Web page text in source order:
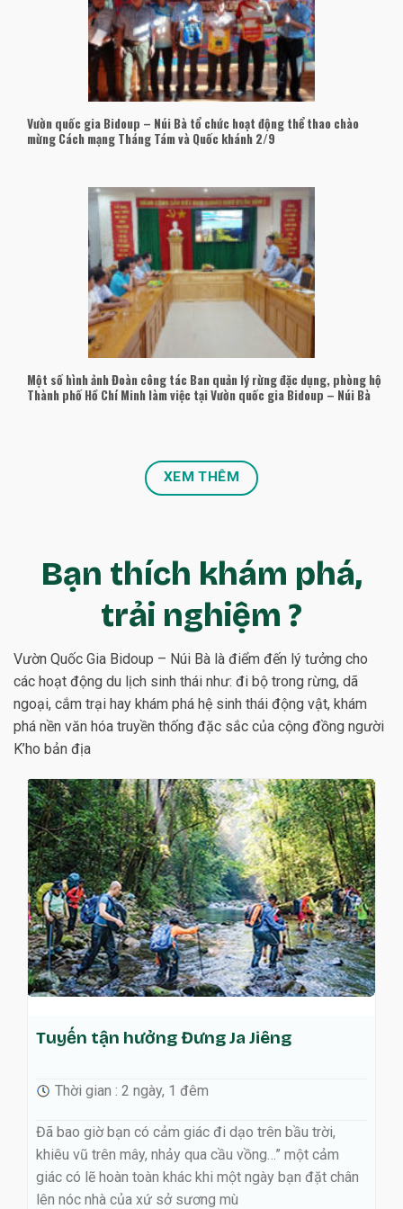
Vườn quốc gia Bidoup – Núi Bà tổ chức hoạt động thể thao chào
mừng Cách mạng Tháng Tám và Quốc khánh 2/9
Một số hình ảnh Đoàn công tác Ban quản lý rừng đặc dụng, phòng hộ
Thành phố Hồ Chí Minh làm việc tại Vườn quốc gia Bidoup – Núi Bà
XEM THÊM
Bạn thích khám phá,
trải nghiệm ?
Vườn Quốc Gia Bidoup – Núi Bà là điểm đến lý tưởng cho
các hoạt động du lịch sinh thái như: đi bộ trong rừng, dã
ngoại, cắm trại hay khám phá hệ sinh thái động vật, khám
phá nền văn hóa truyền thống đặc sắc của cộng đồng người
K’ho bản địa
Đưng Ja Jiêng
ngày, 1 đêm
có cảm giác đi dạo trên bầu trời,
nhảy qua cầu vồng…” một cảm
toàn khác khi một ngày bạn đặt chân
xứ sở sương mù
Tham quan
Đã bao giờ bạn có
khiêu vũ trên mây,